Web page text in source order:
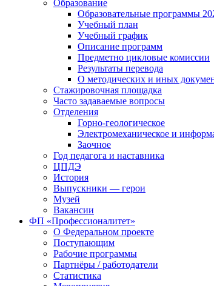
Образование
Образовательные программы
Учебный план
Учебный график
Описание программ
Предметно цикловые комиссии
Результаты перевода
О методических и иных
Стажировочная площадка
Часто задаваемые вопросы
Отделения
Горно-геологическое
Электромеханическое и
Заочное
Год педагога и наставника
ЦПДЭ
История
Выпускники — герои
Музей
Вакансии
ФП «Профессионалитет»
О Федеральном проекте
Поступающим
Рабочие программы
Партнёры / работодатели
Статистика